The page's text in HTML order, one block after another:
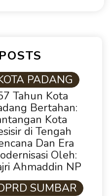
PADANG
Tahun Kota
Bertahan:
Kota
di Tengah
Dan Era
Oleh:
Ahmaddin NP
SUMBAR